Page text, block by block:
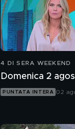
4 DI SERA WEEKEND
Domenica 2
PUNTATA INTERA 02